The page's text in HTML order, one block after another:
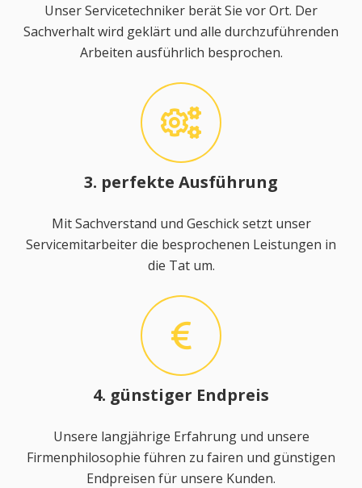
Unser Servicetechniker berät Sie vor Ort. Der
Sachverhalt wird geklärt und alle durchzuführenden
Arbeiten ausführlich besprochen.
3. perfekte Ausführung
Mit Sachverstand und Geschick setzt unser
Servicemitarbeiter die besprochenen Leistungen in
die Tat um.
4. günstiger Endpreis
Unsere langjährige Erfahrung und unsere
Firmenphilosophie führen zu fairen und günstigen
Endpreisen für unsere Kunden.